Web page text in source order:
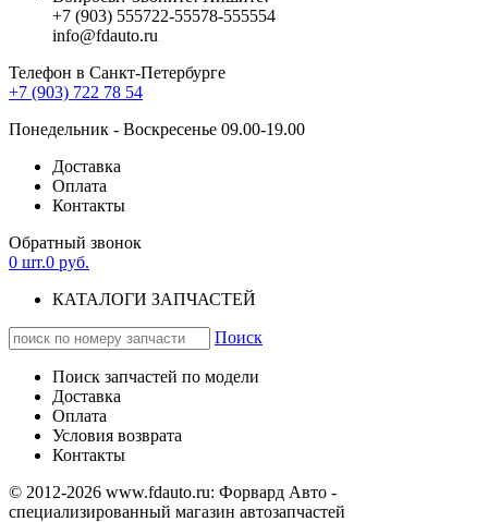
+7 (903) 555722-55578-555554
info@fdauto.ru
Телефон в Санкт-Петербурге
+7 (903) 722 78 54
Понедельник - Воскресенье 09.00-19.00
Доставка
Оплата
Контакты
Обратный звонок
0 шт.0 руб.
КАТАЛОГИ ЗАПЧАСТЕЙ
Поиск
Поиск запчастей по модели
Доставка
Оплата
Условия возврата
Контакты
© 2012-2026 www.fdauto.ru: Форвард Авто -
специализированный магазин автозапчастей